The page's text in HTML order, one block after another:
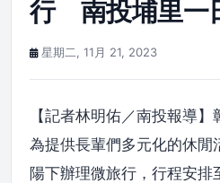
行 南投埔里一
星期二, 11月 21, 2023
【記者林明佑／南投報導
為提供長輩們多元化的休閒
陽下辦理微旅行，行程安